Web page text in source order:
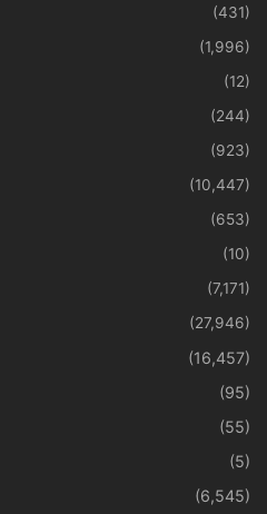
(431)
(1,996)
(12)
(244)
(923)
(10,447)
(653)
(10)
(7,171)
(27,946)
(16,457)
(95)
(55)
(5)
(6,545)